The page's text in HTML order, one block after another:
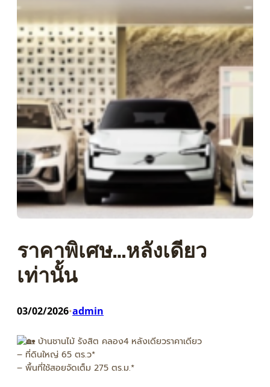
ราคาพิเศษ…หลังเดียว
เท่านั้น
03/02/2026•admin
บ้านชานไม้ รังสิต คลอง4 หลังเดียวราคาเดียว
– ที่ดินใหญ่ 65 ตร.ว*
– พื้นที่ใช้สอยจัดเต็ม 275 ตร.ม.*